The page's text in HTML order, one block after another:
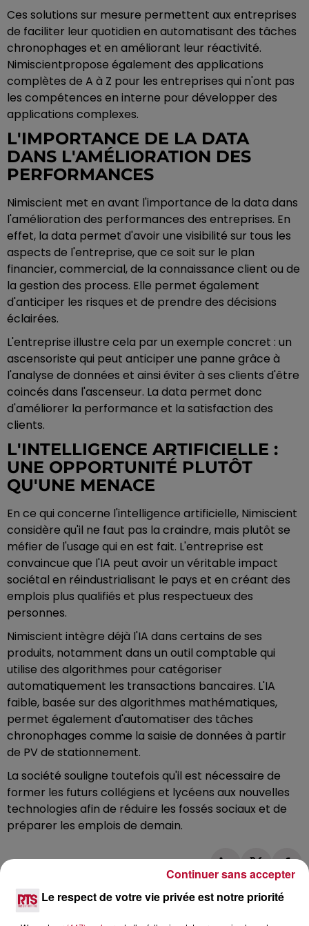
Ces solutions sur mesure permettent aux entreprises
de faciliter leur quotidien en automatisant des tâches
chronophages et en améliorant leur réactivité.
Nimiscientpropose également des applications
complètes de A à Z pour les entreprises qui n'ont pas
les compétences en interne pour développer des
applications complexes.
L'IMPORTANCE DE LA DATA
DANS L'AMÉLIORATION DES
PERFORMANCES
Nimiscient met en avant l'importance de la data dans
l'amélioration des performances des entreprises. En
effet, la data permet d'avoir une visibilité sur tous les
aspects de l'entreprise, que ce soit sur le plan
financier, commercial, de la connaissance client ou de
la gestion des process. Elle permet également
d'anticiper les risques et de prendre des décisions
éclairées.
L'entreprise illustre cela par un exemple concret : un
ascensoriste qui peut anticiper une panne grâce à
l'analyse de données et ainsi éviter à ses clients d'être
coincés dans l'ascenseur. La data permet donc
d'améliorer la performance et la satisfaction des
clients.
L'INTELLIGENCE ARTIFICIELLE :
UNE OPPORTUNITÉ PLUTÔT
QU'UNE MENACE
En ce qui concerne l'intelligence artificielle, Nimiscient
considère qu'il ne faut pas la craindre, mais plutôt se
méfier de l'usage qui en est fait. L'entreprise est
convaincue que l'IA peut avoir un véritable impact
sociétal en réindustrialisant le pays et en créant des
emplois plus qualifiés et plus respectueux des
personnes.
Nimiscient intègre déjà l'IA dans certains de ses
produits, notamment dans un outil comptable qui
utilise des algorithmes pour catégoriser
automatiquement les transactions bancaires. L'IA
faible, basée sur des algorithmes mathématiques,
permet également d'automatiser des tâches
chronophages comme la saisie de données à partir
de PV de stationnement.
La société souligne toutefois qu'il est nécessaire de
former les futurs collégiens et lycéens aux nouvelles
technologies afin de réduire les fossés sociaux et de
préparer les emplois de demain.
Le respect de votre vie privée est notre priorité
Continuer sans accepter